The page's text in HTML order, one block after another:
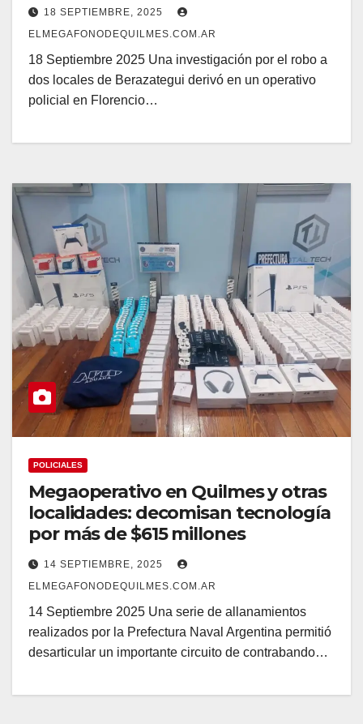
18 SEPTIEMBRE, 2025
ELMEGAFONODEQUILMES.COM.AR
18 Septiembre 2025 Una investigación por el robo a
dos locales de Berazategui derivó en un operativo
policial en Florencio…
POLICIALES
Megaoperativo en Quilmes y otras
localidades: decomisan tecnología
por más de $615 millones
14 SEPTIEMBRE, 2025
ELMEGAFONODEQUILMES.COM.AR
14 Septiembre 2025 Una serie de allanamientos
realizados por la Prefectura Naval Argentina permitió
desarticular un importante circuito de contrabando…